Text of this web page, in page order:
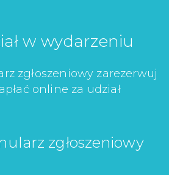
w wydarzeniu
zgłoszeniowy zarezerwuj
online za udział
zgłoszeniowy